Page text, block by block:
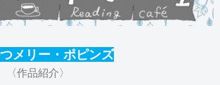
メリー・ポピンズ
〈作品紹介〉